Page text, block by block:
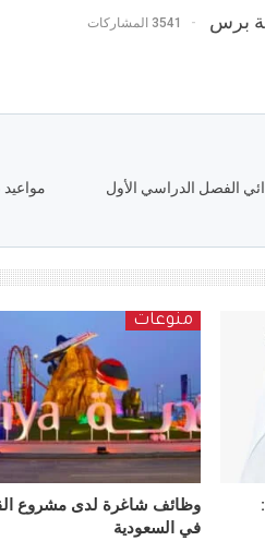
برس 3541 المشاركات
الفصل الدراسي الأول
منوعات
وظائف شاغرة لدى مشروع
في السعودية